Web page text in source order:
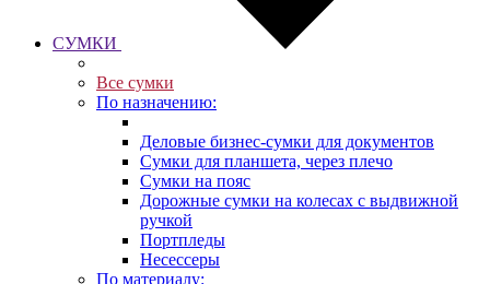
СУМКИ
Все сумки
По назначению:
Деловые бизнес-сумки для документов
Сумки для планшета, через плечо
Сумки на пояс
Дорожные сумки на колесах с выдвижной
ручкой
Портпледы
Несессеры
По материалу: